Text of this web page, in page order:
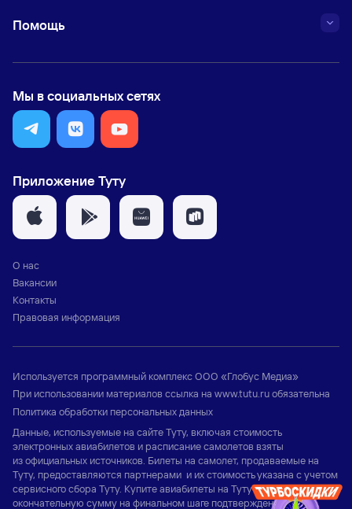
Помощь
Мы в социальных сетях
Приложение Туту
О нас
Вакансии
Контакты
Правовая информация
Используется программный комплексООО «Глобус Медиа»
При использовании материалов ссылка на www.tutu.ruобязательна
Политика обработки персональных данных
Данные, используемые на сайте Туту, включая стоимость
электронных авиабилетов и расписание самолетов взяты
из официальных источников. Билеты на самолет, продаваемые на
Туту, предоставляются партнерами и их стоимость указана с учетом
сервисного сбора Туту. Купите авиабилеты на Туту и узнайте
окончательную сумму на финальном шаге подтверждения заказа